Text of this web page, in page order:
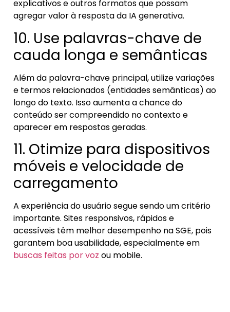
explicativos e outros formatos que possam
agregar valor à resposta da IA generativa.
10. Use palavras-chave de
cauda longa e semânticas
Além da palavra-chave principal, utilize variações
e termos relacionados (entidades semânticas) ao
longo do texto. Isso aumenta a chance do
conteúdo ser compreendido no contexto e
aparecer em respostas geradas.
11. Otimize para dispositivos
móveis e velocidade de
carregamento
A experiência do usuário segue sendo um critério
importante. Sites responsivos, rápidos e
acessíveis têm melhor desempenho na SGE, pois
garantem boa usabilidade, especialmente em
buscas feitas por voz ou mobile.